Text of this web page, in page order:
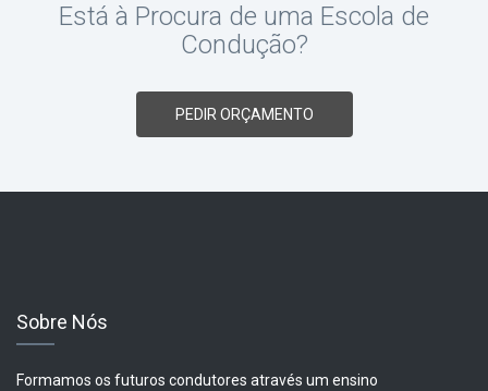
Está à Procura de uma Escola de
Condução?
PEDIR ORÇAMENTO
Sobre Nós
Formamos os futuros condutores através um ensino